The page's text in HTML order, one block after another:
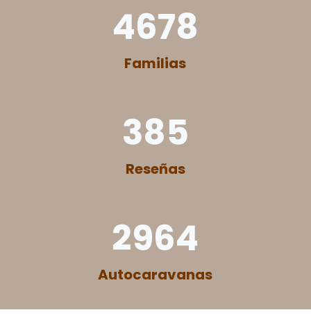
4678
Familias
385
Reseñas
2964
Autocaravanas